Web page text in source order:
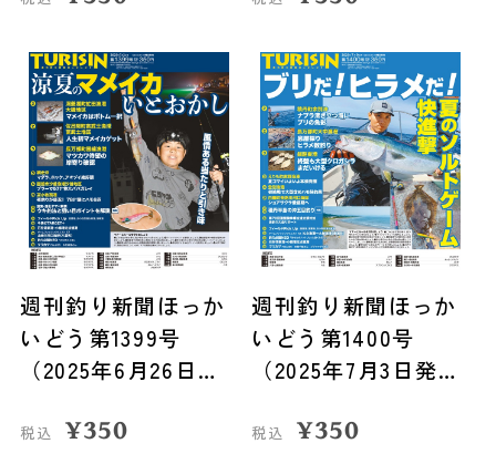
週刊釣り新聞ほっか
いどう第1399号
（2025年6月26日発
税込 ¥350
週刊釣り新聞ほっか
いどう第1400号
（2025年7月3日発
税込 ¥350